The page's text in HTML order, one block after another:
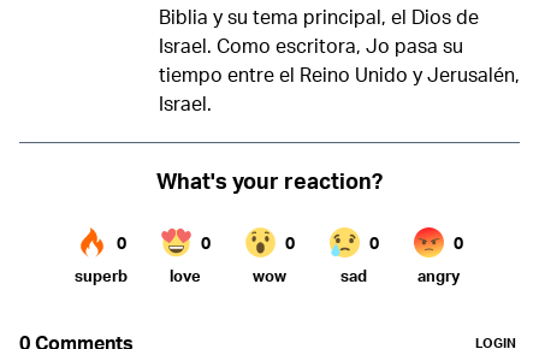
Biblia y su tema principal, el Dios de
Israel. Como escritora, Jo pasa su
tiempo entre el Reino Unido y Jerusalén,
Israel.